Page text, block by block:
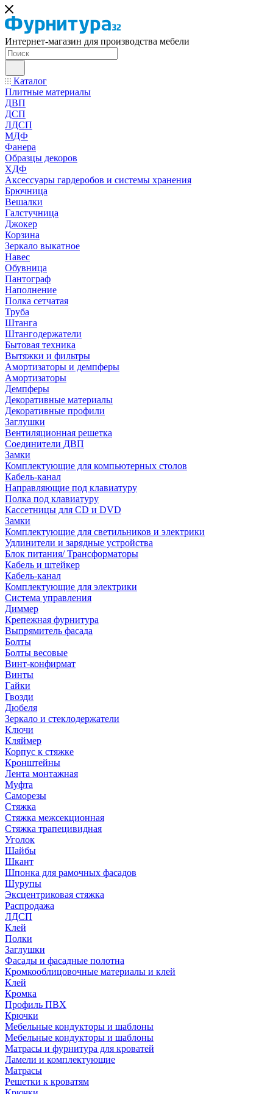
Интернет-магазин для производства мебели
Каталог
Плитные материалы
ДВП
ДСП
ЛДСП
МДФ
Фанера
Образцы декоров
ХДФ
Аксессуары гардеробов и системы хранения
Брючница
Вешалки
Галстучница
Джокер
Корзина
Зеркало выкатное
Навес
Обувница
Пантограф
Наполнение
Полка сетчатая
Труба
Штанга
Штангодержатели
Бытовая техника
Вытяжки и фильтры
Амортизаторы и демпферы
Амортизаторы
Демпферы
Декоративные материалы
Декоративные профили
Заглушки
Вентиляционная решетка
Соединители ДВП
Замки
Комплектующие для компьютерных столов
Кабель-канал
Направляющие под клавиатуру
Полка под клавиатуру
Кассетницы для CD и DVD
Замки
Комплектующие для светильников и электрики
Удлинители и зарядные устройства
Блок питания/ Трансформаторы
Кабель и штейкер
Кабель-канал
Комплектующие для электрики
Система управления
Диммер
Крепежная фурнитура
Выпрямитель фасада
Болты
Болты весовые
Винт-конфирмат
Винты
Гайки
Гвозди
Дюбеля
Зеркало и стеклодержатели
Ключи
Кляймер
Корпус к стяжке
Кронштейны
Лента монтажная
Муфта
Саморезы
Стяжка
Стяжка межсекционная
Стяжка трапецивидная
Уголок
Шайбы
Шкант
Шпонка для рамочных фасадов
Шурупы
Эксцентриковая стяжка
Распродажа
ЛДСП
Клей
Полки
Заглушки
Фасады и фасадные полотна
Кромкооблицовочные материалы и клей
Клей
Кромка
Профиль ПВХ
Крючки
Мебельные кондукторы и шаблоны
Мебельные кондукторы и шаблоны
Матрасы и фурнитура для кроватей
Ламели и комплектующие
Матрасы
Решетки к кроватям